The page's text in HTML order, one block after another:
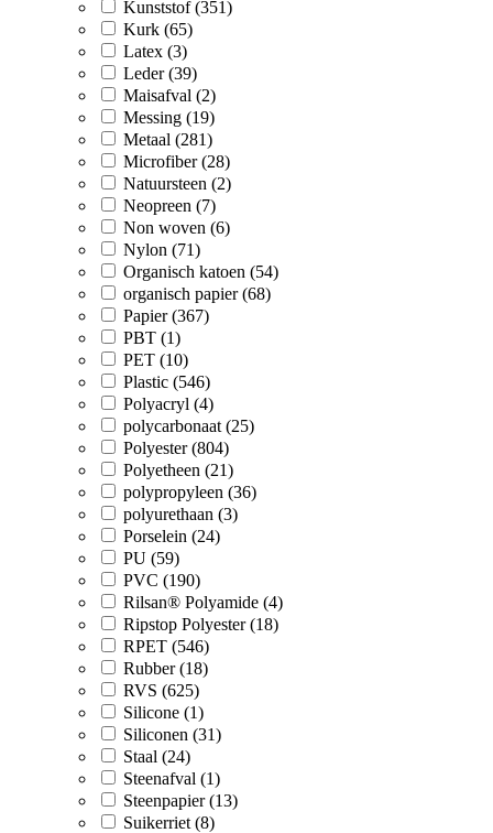
Kunststof (351)
Kurk (65)
Latex (3)
Leder (39)
Maisafval (2)
Messing (19)
Metaal (281)
Microfiber (28)
Natuursteen (2)
Neopreen (7)
Non woven (6)
Nylon (71)
Organisch katoen (54)
organisch papier (68)
Papier (367)
PBT (1)
PET (10)
Plastic (546)
Polyacryl (4)
polycarbonaat (25)
Polyester (804)
Polyetheen (21)
polypropyleen (36)
polyurethaan (3)
Porselein (24)
PU (59)
PVC (190)
Rilsan® Polyamide (4)
Ripstop Polyester (18)
RPET (546)
Rubber (18)
RVS (625)
Silicone (1)
Siliconen (31)
Staal (24)
Steenafval (1)
Steenpapier (13)
Suikerriet (8)